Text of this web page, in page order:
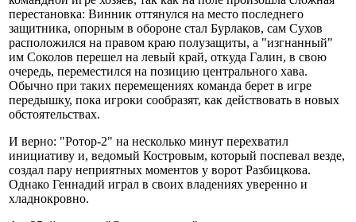
перестановка: Винник оттянулся на место последнего
защитника, опорным в обороне стал Бурлаков, сам Сухов
расположился на правом краю полузащиты, а "изгнанный"
им Соколов перешел на левый край, откуда Галин, в свою
очередь, переместился на позицию центрального хава.
Обычно при таких перемещениях команда берет в игре
передышку, пока игроки сообразят, как действовать в новых
обстоятельствах.
И верно: "Ротор-2" на несколько минут перехватил
инициативу и, ведомый Костровым, который поспевал везде,
создал пару неприятных моментов у ворот Разбицкова.
Однако Геннадий играл в своих владениях уверенно и
хладнокровно.